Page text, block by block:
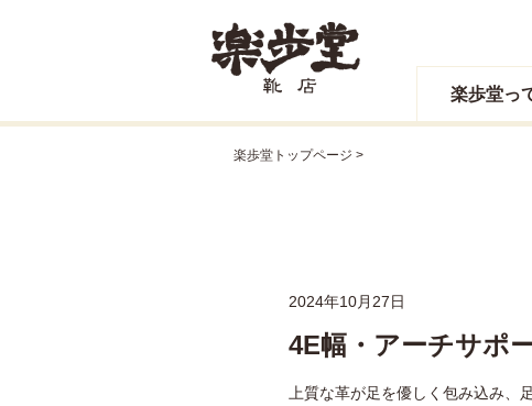
楽歩堂っ
楽歩堂トップページ
2024年10月27日
4E幅・アーチサポ
上質な革が足を優しく包み込み、